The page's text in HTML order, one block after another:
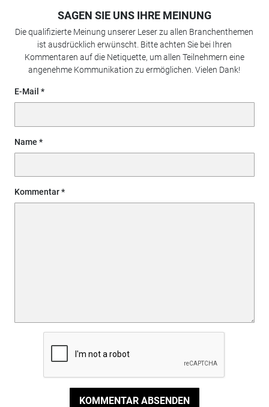
SAGEN SIE UNS IHRE MEINUNG
Die qualifizierte Meinung unserer Leser zu allen Branchenthemen
ist ausdrücklich erwünscht. Bitte achten Sie bei Ihren
Kommentaren auf die Netiquette, um allen Teilnehmern eine
angenehme Kommunikation zu ermöglichen. Vielen Dank!
E-Mail
Name
Kommentar
KOMMENTAR ABSENDEN